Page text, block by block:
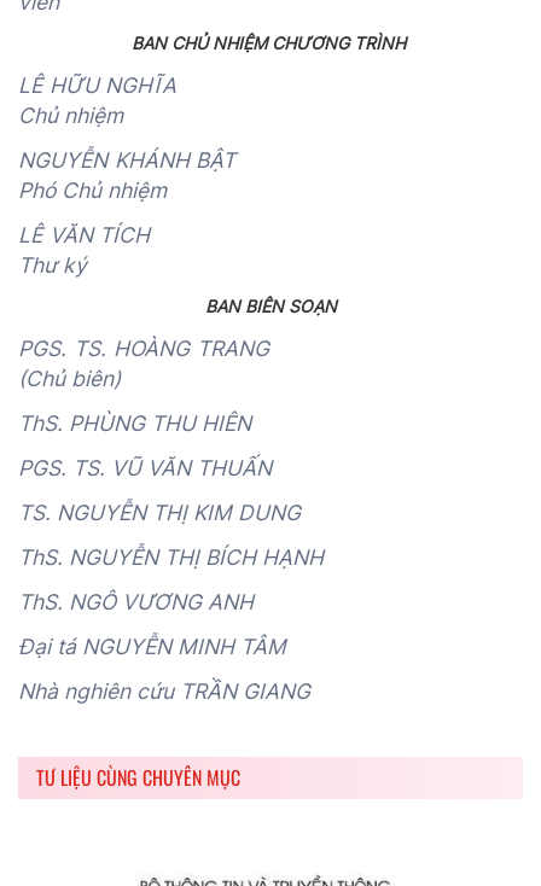
BAN CHỦ NHIỆM CHƯƠNG TRÌNH
LÊ HỮU NGHĨA
Chủ nhiệm
NGUYỄN KHÁNH BẬT
Phó Chủ nhiệm
LÊ VĂN TÍCH
Thư ký
BAN BIÊN SOẠN
PGS. TS. HOÀNG TRANG
(Chủ biên)
ThS. PHÙNG THU HIÊN
PGS. TS. VŨ VĂN THUẤN
TS. NGUYỄN THỊ KIM DUNG
ThS. NGUYỄN THỊ BÍCH HẠNH
ThS. NGÔ VƯƠNG ANH
Đại tá NGUYỄN MINH TÂM
Nhà nghiên cứu TRẦN GIANG
TƯ LIỆU CÙNG CHUYÊN MỤC